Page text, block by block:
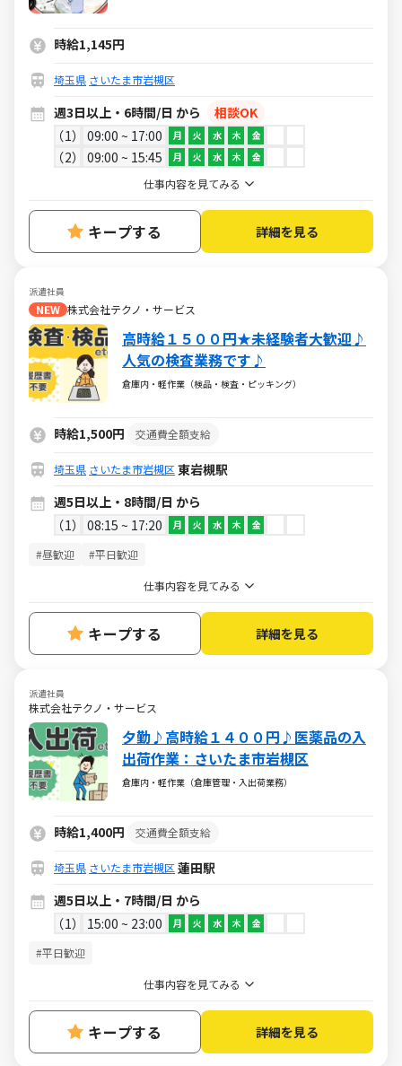
時給1,145円
埼玉県 さいたま市岩槻区
週3日以上・6時間/日 から
相談OK
1
09:00 ~ 17:00 月 火 水 木 金
2 09:00 ~ 15:45 月 火 水 木 金
仕事内容を見てみる
キープする 詳細を見る
派遣社員
NEW 株式会社テクノ・サービス
高時給１５００円★未経験者大歓迎♪
人気の検査業務です♪
倉庫内・軽作業（検品・検査・ピッキング）
時給1,500円 交通費全額支給
埼玉県 さいたま市岩槻区 東岩槻駅
週5日以上・8時間/日 から
1
08:15 ~ 17:20 月 火 水 木 金
#昼歓迎 #平日歓迎
仕事内容を見てみる
キープする 詳細を見る
派遣社員
株式会社テクノ・サービス
夕勤♪高時給１４００円♪医薬品の入
出荷作業：さいたま市岩槻区
倉庫内・軽作業（倉庫管理・入出荷業務）
時給1,400円 交通費全額支給
埼玉県 さいたま市岩槻区 蓮田駅
週5日以上・7時間/日 から
1
15:00 ~ 23:00 月 火 水 木 金
#平日歓迎
仕事内容を見てみる
キープする 詳細を見る